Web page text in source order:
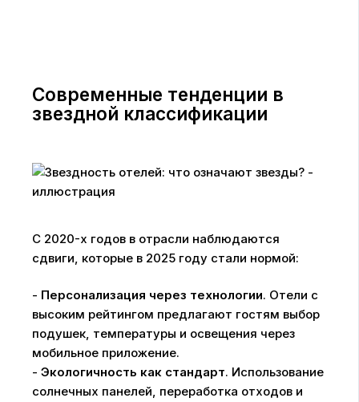
Современные тенденции в
звездной классификации
С 2020-х годов в отрасли наблюдаются
сдвиги, которые в 2025 году стали нормой:
- Персонализация через технологии. Отели с
высоким рейтингом предлагают гостям выбор
подушек, температуры и освещения через
мобильное приложение.
-Экологичность как стандарт. Использование
солнечных панелей, переработка отходов и